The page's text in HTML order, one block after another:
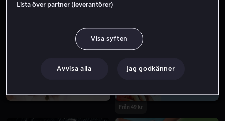
Från 49 kr
Lista över partner (leverantörer)
Visa syften
Avvisa alla Jag godkänner